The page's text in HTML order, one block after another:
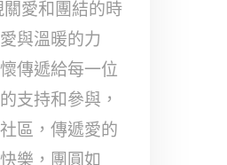
愛和團結的時
與溫暖的力
傳遞給每一位
支持和參與，
區，傳遞愛的
樂，團圓如